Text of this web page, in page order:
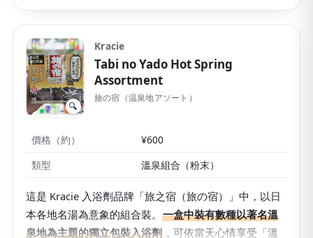
🔍
Kracie
Tabi no Yado Hot Spring
Assortment
旅の宿（温泉地アソート）
價格（約）
¥600
類型
溫泉組合（粉末）
這是 Kracie 入浴劑品牌「旅之宿（旅の宿）」中，以日
本各地名湯為意象的組合裝。 一盒中裝有數種以著名溫
泉地為主題的獨立包裝入浴劑 ，可依當天心情享受「溫